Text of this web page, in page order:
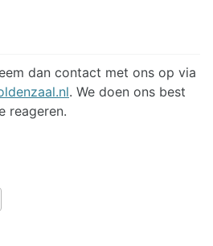
dan contact met ons op via
. We doen ons best
reageren.